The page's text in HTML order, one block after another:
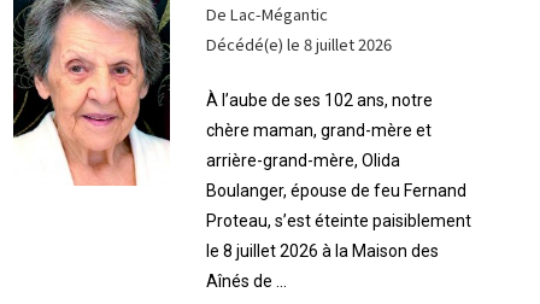
De Lac-Mégantic
Décédé(e) le 8 juillet 2026
À l’aube de ses 102 ans, notre
chère maman, grand-mère et
arrière-grand-mère, Olida
Boulanger, épouse de feu Fernand
Proteau, s’est éteinte paisiblement
le 8 juillet 2026 à la Maison des
Aînés de ...